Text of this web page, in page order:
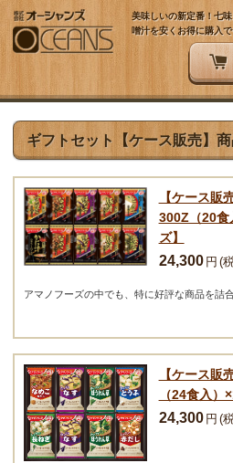
美味しいの新定番！七
噌汁を安くお得に購入
ギフトセット【ケース販売】
【ケース販
300Z（20食
ズ】
24,300 円 (
アマノフーズの中でも、特に好評な商品を詰
【ケース販
（24食入）
24,300 円 (